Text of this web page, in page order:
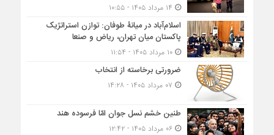
اسلام‌آباد در میانۀ طوفان: توازن استراتژیک
پاکستان میان تهران، ریاض و صنعا
۱۰ مرداد ۱۴۰۵ - ۱۱:۵۴
ضرورتی برخاسته از انتخاب
طنین خشم نسل جوان امّا فرسوده هند
۰۶ مرداد ۱۴۰۵ - ۱۲:۴۲